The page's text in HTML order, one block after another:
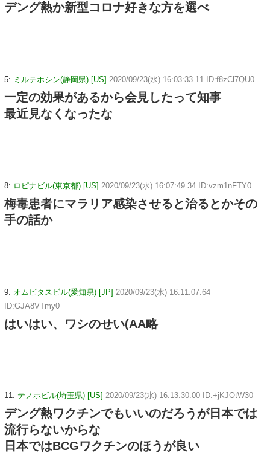
デング熱か新型コロナ好きな方を選べ
5: ミルテホシン(静岡県) [US] 2020/09/23(水) 16:03:33.11 ID:f8zCl7QU0
一定の効果があるから会見したって知事
最近見なくなったな
8: ロピナビル(東京都) [US] 2020/09/23(水) 16:07:49.34 ID:vzm1nFTY0
梅毒患者にマラリア感染させると治るとかその
手の話か
9: オムビタスビル(愛知県) [JP] 2020/09/23(水) 16:11:07.64
ID:GJA8VTmy0
はいはい、ワシのせい(AA略
11: テノホビル(埼玉県) [US] 2020/09/23(水) 16:13:30.00 ID:+jKJOtW30
デング熱ワクチンでもいいのだろうが日本では
流行らないからな
日本ではBCGワクチンのほうが良い